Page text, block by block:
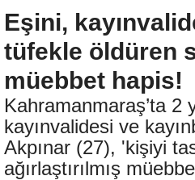
Eşini,
tüfekle öldüren
müebbet hapis!
Kahramanmaraş’ta 2
kayınvalidesi ve
Akpınar (27), 'kişiyi
ağırlaştırılmış